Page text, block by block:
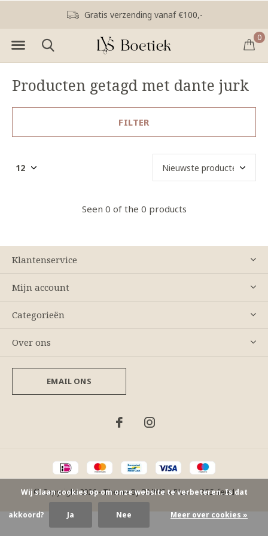
0
Gratis verzending vanaf €100,-
Producten getagd met dante jurk
FILTER
Seen 0 of the 0 products
Klantenservice
Mijn account
Categorieën
Over ons
EMAIL ONS
© Copyright2026- Theme ByDMWS xPlus+-RSS-feed
Wij slaan cookies op om onze website te verbeteren. Is dat
akkoord? Ja Nee Meer over cookies »